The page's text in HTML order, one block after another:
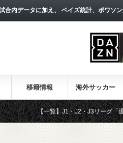
内データに加え、 ベイズ統計、ポワソ
移籍情報 海外サッカー
】J1・J2・J3リーグ「退団・戦力外選手